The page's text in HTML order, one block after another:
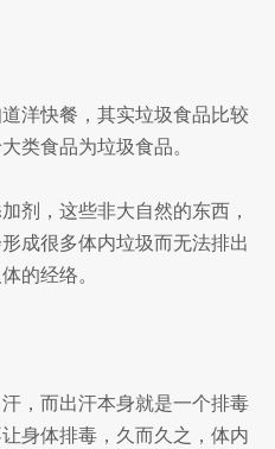
洋快餐，其实垃圾食品比较
类食品为垃圾食品。
剂，这些非大自然的东西，
成很多体内垃圾而无法排出
的经络。
，而出汗本身就是一个排毒
身体排毒，久而久之，体内